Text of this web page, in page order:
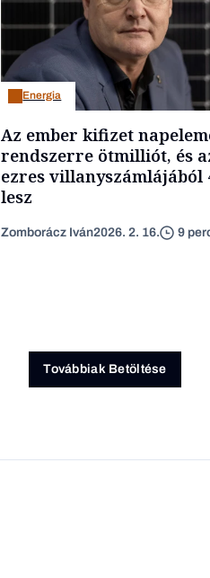
Energia
Az ember kifizet
rendszerre ötmilliót, és
ezres villanyszámlájából
lesz
Zomborácz Iván2026. 2. 16. 9
Továbbiak Betöltése